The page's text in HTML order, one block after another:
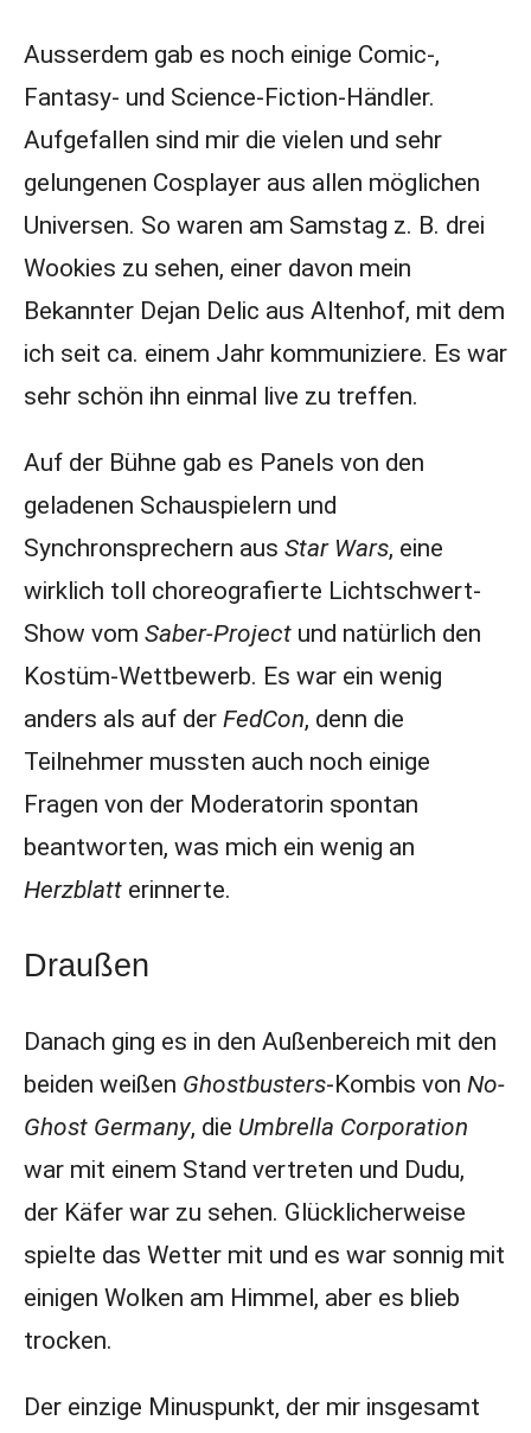
Ausserdem gab es noch einige Comic-,
Fantasy- und Science-Fiction-Händler.
Aufgefallen sind mir die vielen und sehr
gelungenen Cosplayer aus allen möglichen
Universen. So waren am Samstag z. B. drei
Wookies zu sehen, einer davon mein
Bekannter Dejan Delic aus Altenhof, mit dem
ich seit ca. einem Jahr kommuniziere. Es war
sehr schön ihn einmal live zu treffen.
Auf der Bühne gab es Panels von den
geladenen Schauspielern und
Synchronsprechern aus Star Wars, eine
wirklich toll choreografierte Lichtschwert-
Show vom Saber-Projectund natürlich den
Kostüm-Wettbewerb. Es war ein wenig
anders als auf der FedCon, denn die
Teilnehmer mussten auch noch einige
Fragen von der Moderatorin spontan
beantworten, was mich ein wenig an
Herzblatterinnerte.
Draußen
Danach ging es in den Außenbereich mit den
beiden weißen Ghostbusters-Kombis von No-
Ghost Germany, die Umbrella Corporation
war mit einem Stand vertreten und Dudu,
der Käfer war zu sehen. Glücklicherweise
spielte das Wetter mit und es war sonnig mit
einigen Wolken am Himmel, aber es blieb
trocken.
Der einzige Minuspunkt, der mir insgesamt